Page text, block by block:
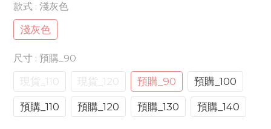
款式 : 淺灰色
淺灰色
尺寸 : 預購_90
現貨_110 現貨_120 預購_90 預購_100
預購_110 預購_120 預購_130 預購_140